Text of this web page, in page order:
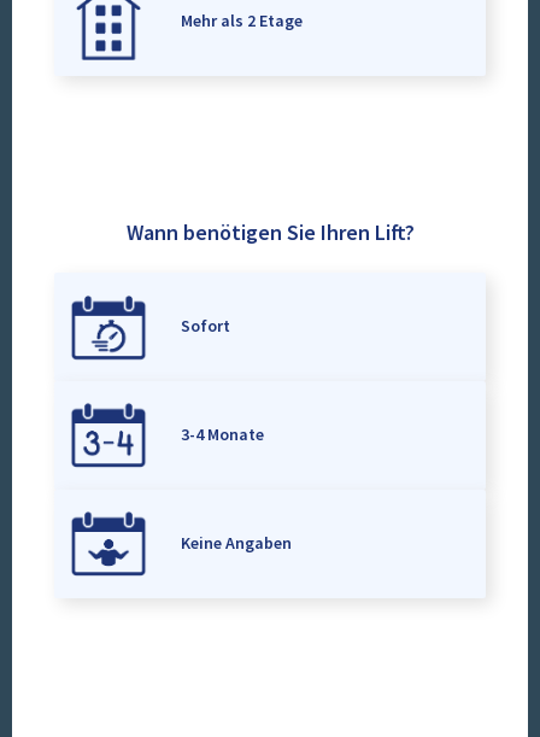
Mehr als 2 Etage
Wann benötigen Sie Ihren Lift?
Sofort
3-4 Monate
Keine Angaben